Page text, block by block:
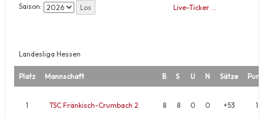
Saison: Live-Ticker …
Landesliga Hessen
Platz Mannschaft B S U N Sätze
1 TSC Fränkisch-Crumbach 2 8 8 0 0 +53 16